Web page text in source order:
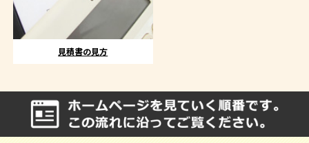
見積書の見方